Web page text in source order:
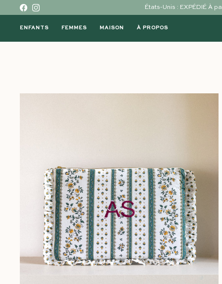
Skip to content
Facebook
Instagram États-Unis : EXPÉDIÉ À
ENFANTS FEMMES MAISON À PROPOS